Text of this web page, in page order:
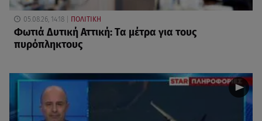
05.08.26, 14:18 ΠΟΛΙΤΙΚΗ
Φωτιά Δυτική Αττική: Τα μέτρα για τους
πυρόπληκτους